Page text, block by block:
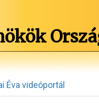
Éva videóportál